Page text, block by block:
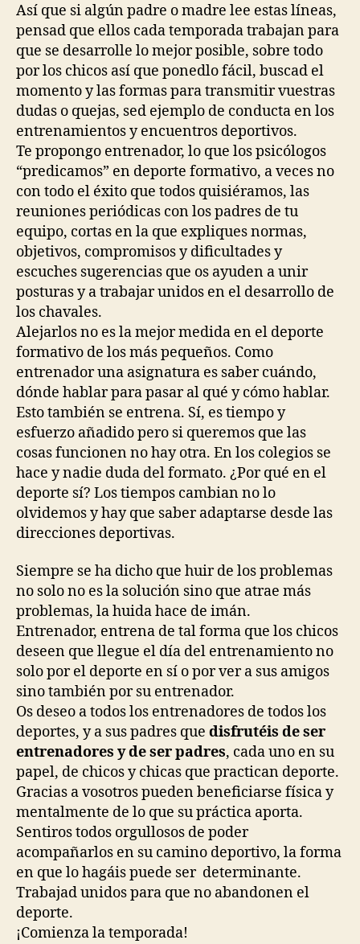
Así que si algún padre o madre lee estas líneas,
pensad que ellos cada temporada trabajan para
que se desarrolle lo mejor posible, sobre todo
por los chicos así que ponedlo fácil, buscad el
momento y las formas para transmitir vuestras
dudas o quejas, sed ejemplo de conducta en los
entrenamientos y encuentros deportivos.
Te propongo entrenador, lo que los psicólogos
“predicamos” en deporte formativo, a veces no
con todo el éxito que todos quisiéramos, las
reuniones periódicas con los padres de tu
equipo, cortas en la que expliques normas,
objetivos, compromisos y dificultades y
escuches sugerencias que os ayuden a unir
posturas y a trabajar unidos en el desarrollo de
los chavales.
Alejarlos no es la mejor medida en el deporte
formativo de los más pequeños. Como
entrenador una asignatura es saber cuándo,
dónde hablar para pasar al qué y cómo hablar.
Esto también se entrena. Sí, es tiempo y
esfuerzo añadido pero si queremos que las
cosas funcionen no hay otra. En los colegios se
hace y nadie duda del formato. ¿Por qué en el
deporte sí? Los tiempos cambian no lo
olvidemos y hay que saber adaptarse desde las
direcciones deportivas.
Siempre se ha dicho que huir de los problemas
no solo no es la solución sino que atrae más
problemas, la huida hace de imán.
Entrenador, entrena de tal forma que los chicos
deseen que llegue el día del entrenamiento no
solo por el deporte en sí o por ver a sus amigos
sino también por su entrenador.
Os deseo a todos los entrenadores de todos los
deportes, y a sus padres que disfrutéis de ser
entrenadores y de ser padres, cada uno en su
papel, de chicos y chicas que practican deporte.
Gracias a vosotros pueden beneficiarse física y
mentalmente de lo que su práctica aporta.
Sentiros todos orgullosos de poder
acompañarlos en su camino deportivo, la forma
en que lo hagáis puede ser determinante.
Trabajad unidos para que no abandonen el
deporte.
¡Comienza la temporada!